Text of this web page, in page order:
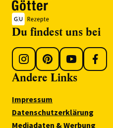
Du findest uns bei
Andere Links
Impressum
Datenschutzerklärung
Mediadaten & Werbung